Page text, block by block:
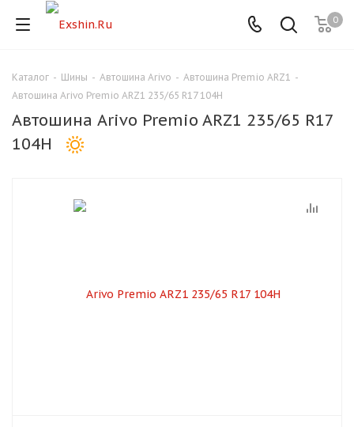
0
Каталог - Шины - Автошина Arivo - Автошина Premio ARZ1 -
Автошина Arivo Premio ARZ1 235/65 R17 104H
Автошина Arivo Premio ARZ1 235/65 R17
104H
Для клиентов всех банков
Разбейте
оплату